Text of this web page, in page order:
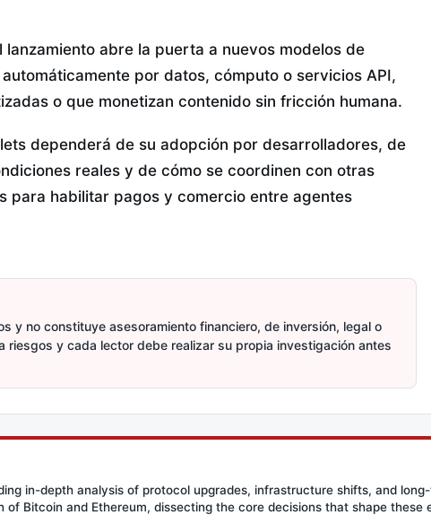
abre la puerta a nuevos modelos de
por datos, cómputo o servicios API,
o que monetizan contenido sin fricción humana.
dependerá de su adopción por desarrolladores, de
reales y de cómo se coordinen con otras
para habilitar pagos y comercio entre agentes
y no constituye asesoramiento financiero, de inversión, legal o
riesgos y cada lector debe realizar su propia investigación antes
in-depth analysis of protocol upgrades, infrastructure shifts, and
Bitcoin and Ethereum, dissecting the core decisions that shape these